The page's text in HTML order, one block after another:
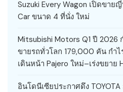
Suzuki Every Wagon เปิดขา
Car ขนาด 4 ที่นั่ง ใหม่
Mitsubishi Motors Q1 ปี 2026
ขายรถทั่วโลก 179,000 คัน กำไ
เดินหน้า Pajero ใหม่–เร่งขยาย
อินโดนีเซียประกาศดึง